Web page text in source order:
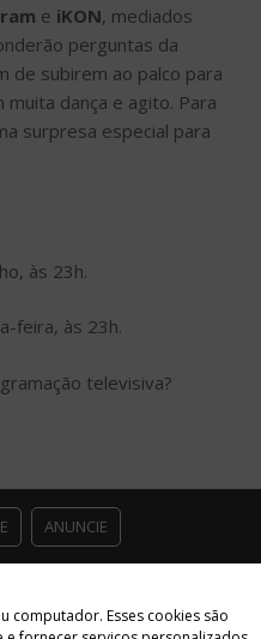
computador. Esses cookies são
e iKON, mediados
perguntas da
de subirem ao palco para
dança e agito. Para
surpresa especial para
às 23h.
feira, às 23h.
televisiva?
ANUNCIE